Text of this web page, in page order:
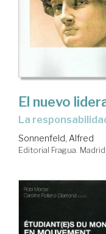
El nuevo
la
Sonnenfeld, Alfred
Editorial Fragua.